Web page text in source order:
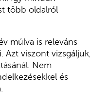
több oldalról
múlva is releváns
Azt viszont vizsgáljuk,
Nem
és